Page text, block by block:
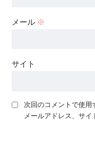
メール ※
サイト
次回のコメントで使用
メールアドレス、サイ